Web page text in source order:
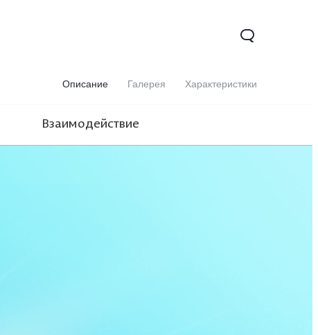
Описание Галерея Характеристики
Взаимодействие